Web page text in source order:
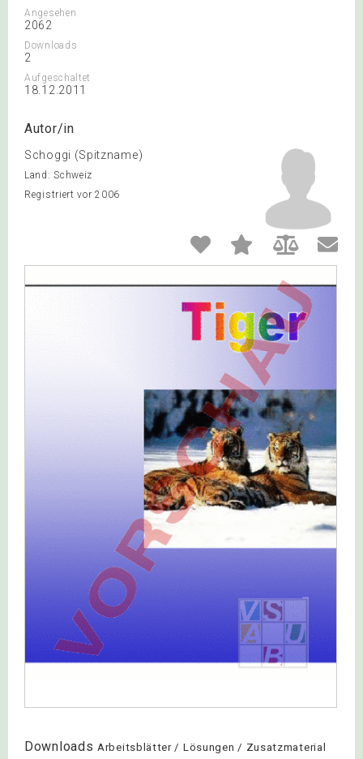
Angesehen
2062
Downloads
2
Aufgeschaltet
18.12.2011
Autor/in
Schoggi (Spitzname)
Land: Schweiz
Registriert vor 2006
Downloads Arbeitsblätter / Lösungen / Zusatzmaterial